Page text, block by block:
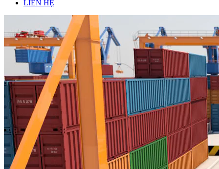
LIÊN HỆ